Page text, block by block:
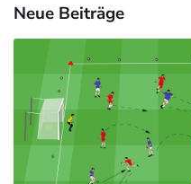
Neue Beiträge